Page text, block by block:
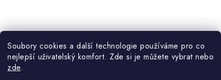
Soubory cookies a další technologie používáme pro co
nejlepší uživatelský komfort. Zde si je můžete vybrat nebo
zde.